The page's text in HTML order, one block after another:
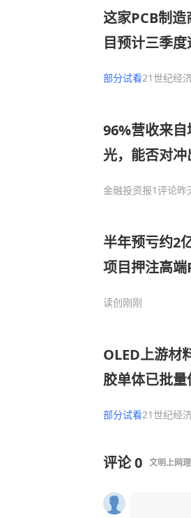
这家PCB制
目预计三季
部分试看21世纪经
96%营收来
光，能否对冲
金融投资报1评论昨
半年预亏约2
项目押注高端
读创刚刚
OLED上游材
胶单体已批
部分试看21世纪经
评论0 文明上网